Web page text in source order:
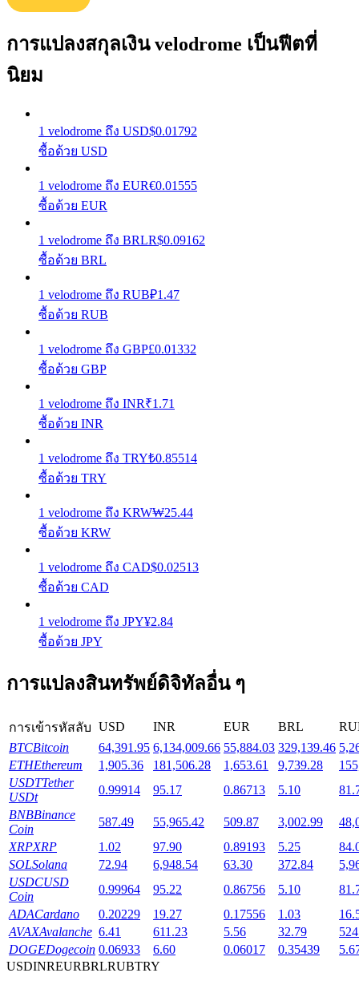
รับรางวัลการแข่งขันทุกวัน
การปักหลัก
ผลตอบแทนสูงและเข้าถึงได้ทันที
Launchpool
การเซ้งแบบยืดหยุ่นเพื่อรับโทเคนยอดนิยม
การลงทุนพิเศษสำหรับผู้ถือ BTR
การแปลงสกุลเงิน velodrome เป็นฟีตที่
นิยม
1 velodrome ถึง USD$0.01792
ซื้อด้วย USD
1 velodrome ถึง EUR€0.01555
ซื้อด้วย EUR
1 velodrome ถึง BRLR$0.09162
ซื้อด้วย BRL
1 velodrome ถึง RUB₽1.47
ซื้อด้วย RUB
1 velodrome ถึง GBP£0.01332
ซื้อด้วย GBP
1 velodrome ถึง INR₹1.71
ซื้อด้วย INR
1 velodrome ถึง TRY₺0.85514
ซื้อด้วย TRY
1 velodrome ถึง KRW₩25.44
ซื้อด้วย KRW
1 velodrome ถึง CAD$0.02513
ซื้อด้วย CAD
1 velodrome ถึง JPY¥2.84
ซื้อด้วย JPY
การแปลงสินทรัพย์ดิจิทัลอื่น ๆ
การเข้ารหัสลับ USD INR EUR BRL
BTCBitcoin 64,391.95 6,134,009.66 55,884.03 329,139.46
ETHEthereum 1,905.36 181,506.28 1,653.61 9,739.28
USDTTether
USDt
0.99914 95.17 0.86713 5.10
BNBBinance
Coin
587.49 55,965.42 509.87 3,002.99
XRPXRP 1.02 97.90 0.89193 5.25
SOLSolana 72.94 6,948.54 63.30 372.84
USDCUSD
Coin
0.99964 95.22 0.86756 5.10
ADACardano 0.20229 19.27 0.17556 1.03
AVAXAvalanche 6.41 611.23 5.56 32.79
DOGEDogecoin 0.06933 6.60 0.06017 0.35439
USDINREURBRLRUBTRY